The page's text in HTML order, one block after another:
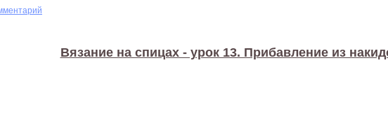
Вязание на спицах - урок 13. Прибавление из